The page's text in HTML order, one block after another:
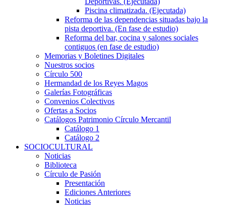
Piscina climatizada. (Ejecutada)
Reforma de las dependencias situadas bajo la
pista deportiva. (En fase de estudio)
Reforma del bar, cocina y salones sociales
contiguos (en fase de estudio)
Memorias y Boletines Digitales
Nuestros socios
Círculo 500
Hermandad de los Reyes Magos
Galerías Fotográficas
Convenios Colectivos
Ofertas a Socios
Catálogos Patrimonio Círculo Mercantil
Catálogo 1
Catálogo 2
SOCIOCULTURAL
Noticias
Biblioteca
Círculo de Pasión
Presentación
Ediciones Anteriores
Noticias